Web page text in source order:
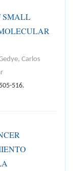
SMALL
Carlos
516.